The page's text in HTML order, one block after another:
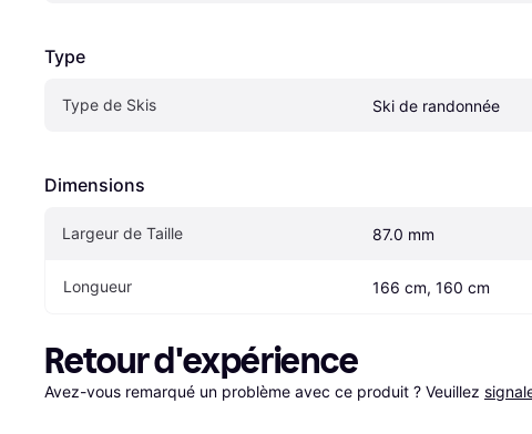
Type
Type de Skis Ski de randonnée
Dimensions
Largeur de Taille 87.0 mm
Longueur 166 cm, 160 cm
Retour d'expérience
Avez-vous remarqué un problème avec ce produit ? Veuillez